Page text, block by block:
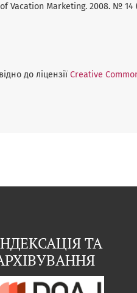
Vacation Marketing. 2008. № 14
до ліцензіїCreative
ТА